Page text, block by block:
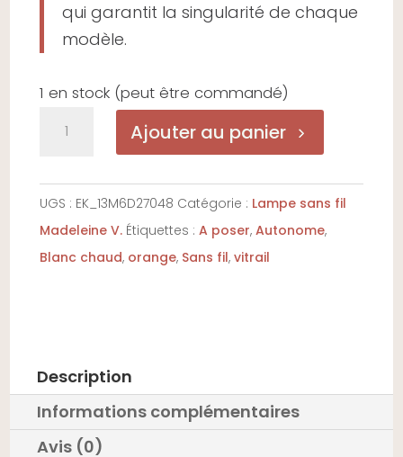
qui garantit la singularité de chaque
modèle.
1 en stock (peut être commandé)
V.
Orange
Flammé
Ajouter au panier
UGS : EK_13M6D27048 Catégorie : Lampe sans fil
Madeleine V. Étiquettes :A poser,Autonome,
Blanc chaud, orange, Sans fil,vitrail
Description
Informations complémentaires
Avis (0)